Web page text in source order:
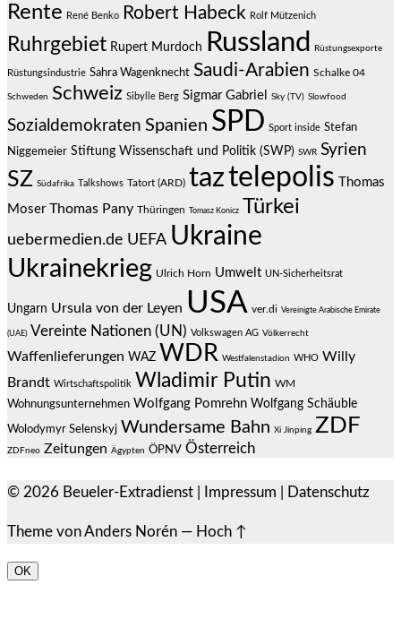
Rente René Benko Robert Habeck Rolf Mützenich
Ruhrgebiet Rupert Murdoch Russland Rüstungsexporte
Rüstungsindustrie Sahra Wagenknecht Saudi-Arabien Schalke 04
Schweden Schweiz Sibylle Berg Sigmar Gabriel Sky (TV) Slowfood
Sozialdemokraten Spanien SPD Sport inside Stefan
Niggemeier Stiftung Wissenschaft und Politik (SWP) SWR Syrien
SZ Südafrika Talkshows Tatort (ARD) taztelepolis Thomas
Moser Thomas Pany Thüringen Tomasz Konicz Türkei
uebermedien.de UEFA Ukraine
Ukrainekrieg Ulrich Horn Umwelt UN-Sicherheitsrat
Ungarn Ursula von der Leyen USA ver.di Vereinigte Arabische Emirate
(UAE) Vereinte Nationen (UN) Volkswagen AG Völkerrecht
Waffenlieferungen WAZ WDR Westfalenstadion WHO Willy
Brandt Wirtschaftspolitik Wladimir Putin WM
Wohnungsunternehmen Wolfgang Pomrehn Wolfgang Schäuble
Wolodymyr Selenskyj Wundersame Bahn Xi Jinping ZDF
ZDFneo Zeitungen Ägypten ÖPNV Österreich
© 2026 Beueler-Extradienst Impressum Datenschutz
Theme vonAnders Norén — Hoch ↑
OK